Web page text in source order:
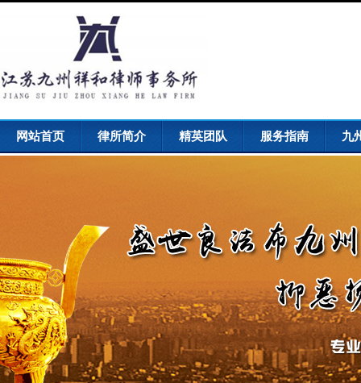
网站首页 律所简介 精英团队 服务指南 九